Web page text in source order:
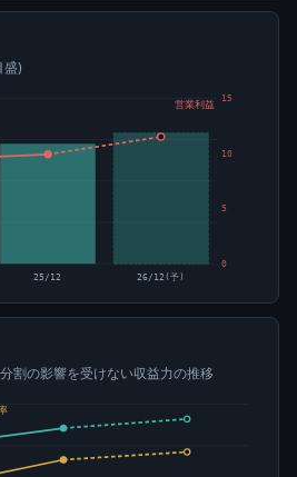
盛)
0
5
10
15
25/12 26/12(予)
営業利益
割の影響を受けない収益力の推移